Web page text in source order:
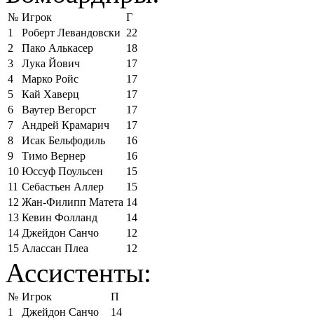
№ Игрок
Г
1
Роберт Левандовски 22
2
Пако Алькасер
18
3
Лука Йович
17
4
Марко Ройс
17
5
Кай Хаверц
17
6
Ваутер Вегорст
17
7
Андрей Крамарич
17
8
Исак Бельфодиль
16
9
Тимо Вернер
16
10 Юссуф Поульсен
15
11 Себастьен Аллер
15
12 Жан-Филипп Матета 14
13 Кевин Фолланд
14
14 Джейдон Санчо
12
15 Алассан Плеа 12
Ассистенты:
№ Игрок
П
1
Джейдон Санчо
14